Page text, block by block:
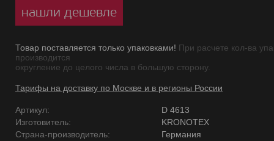
нашли дешевле
Товар поставляется только упаковками! При расчете кол-ва
производится
округление до целого числа в большую сторону.
Тарифы на доставку по Москве и в регионы России
Артикул:
D 4613
Изготовитель:
KRONOTEX
Страна-производитель:
Германия